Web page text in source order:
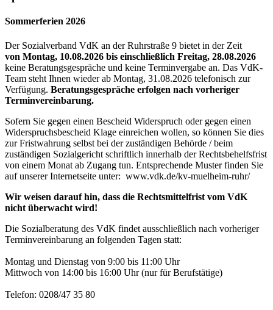
Sommerferien 2026
Der Sozialverband VdK an der Ruhrstraße 9 bietet in der Zeit
von Montag, 10.08.2026 bis einschließlich Freitag, 28.08.2026
keine Beratungsgespräche und keine Terminvergabe an. Das VdK-
Team steht Ihnen wieder ab Montag, 31.08.2026 telefonisch zur
Verfügung. Beratungsgespräche erfolgen nach vorheriger
Terminvereinbarung.
Sofern Sie gegen einen Bescheid Widerspruch oder gegen einen
Widerspruchsbescheid Klage einreichen wollen, so können Sie dies
zur Fristwahrung selbst bei der zuständigen Behörde / beim
zuständigen Sozialgericht schriftlich innerhalb der Rechtsbehelfsfrist
von einem Monat ab Zugang tun. Entsprechende Muster finden Sie
auf unserer Internetseite unter: www.vdk.de/kv-muelheim-ruhr/
Wir weisen darauf hin, dass die Rechtsmittelfrist vom VdK
nicht überwacht wird!
Die Sozialberatung des VdK findet ausschließlich nach vorheriger
Terminvereinbarung an folgenden Tagen statt:
Montag und Dienstag von 9:00 bis 11:00 Uhr
Mittwoch von 14:00 bis 16:00 Uhr (nur für Berufstätige)
Telefon: 0208/47 35 80